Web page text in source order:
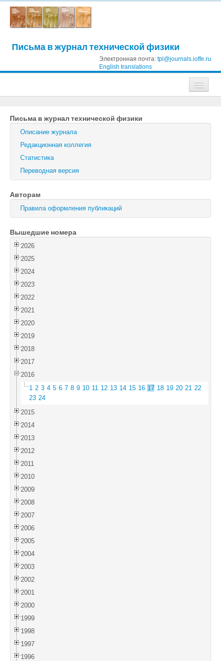
Письма в журнал технической физики
Электронная почта: tpl@journals.ioffe.ru
English translations
Журнал технической физики
Письма в Журнал технической физики
Физика твердого тела
Физика и техника полупроводников
Оптика и спектроскопия
Поиск
Войти
Письма в журнал технической физики
Описание журнала
Редакционная коллегия
Статистика
Переводная версия
Авторам
Правила оформления публикаций
Вышедшие номера
2026
2025
2024
2023
2022
2021
2020
2019
2018
2017
2016
1 2 3 4 5 6 7 8 9 10 11 12 13 14 15 16 17 18 19 20 21 22
23 24
2015
2014
2013
2012
2011
2010
2009
2008
2007
2006
2005
2004
2003
2002
2001
2000
1999
1998
1997
1996